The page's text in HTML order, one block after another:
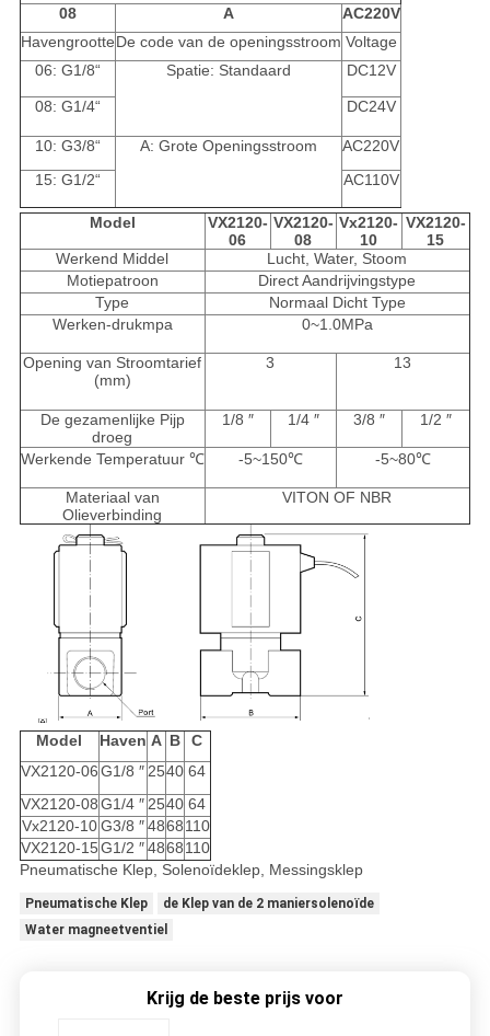
08 A
AC220V
HavengrootteDe code van de openingsstroom Voltage
06: G1/8“
Spatie: Standaard DC12V
08: G1/4“ DC24V
10: G3/8“ A: Grote Openingsstroom
AC220V
15: G1/2“
AC110V
Model
VX2120-
06
VX2120-
08
Vx2120-
10
VX2120-
15
Werkend Middel
Lucht, Water, Stoom
Motiepatroon
Direct Aandrijvingstype
Type
Normaal Dicht Type
Werken-drukmpa
0~1.0MPa
Opening van Stroomtarief
(mm)
3 13
De gezamenlijke Pijp
droeg
1/8 ″ 1/4 ″ 3/8 ″ 1/2 ″
Werkende Temperatuur ℃ -5~150℃ -5~80℃
Materiaal van
Olieverbinding
VITON OF NBR
Model Haven A B
C
VX2120-06 G1/8 ″ 2540 64
VX2120-08 G1/4 ″ 2540 64
Vx2120-10 G3/8 ″4868110
VX2120-15 G1/2 ″4868110
Pneumatische Klep, Solenoïdeklep, Messingsklep
Pneumatische Klep
de Klep van de 2 maniersolenoïde
Water magneetventiel
Krijg de beste prijs voor